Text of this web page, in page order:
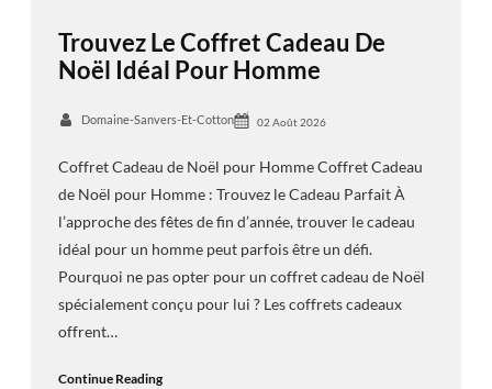
Trouvez Le Coffret Cadeau De
Noël Idéal Pour Homme
Domaine-Sanvers-Et-Cotton 02 Août 2026
Coffret Cadeau de Noël pour Homme Coffret Cadeau
de Noël pour Homme : Trouvez le Cadeau Parfait À
l’approche des fêtes de fin d’année, trouver le cadeau
idéal pour un homme peut parfois être un défi.
Pourquoi ne pas opter pour un coffret cadeau de Noël
spécialement conçu pour lui ? Les coffrets cadeaux
offrent…
Continue Reading